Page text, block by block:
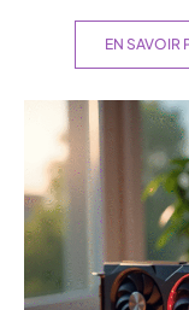
EN SAVOIR